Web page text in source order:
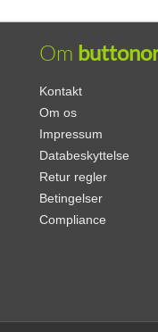
Om
Kontakt
Om os
Impressum
Databeskyttelse
Retur regler
Betingelser
Compliance